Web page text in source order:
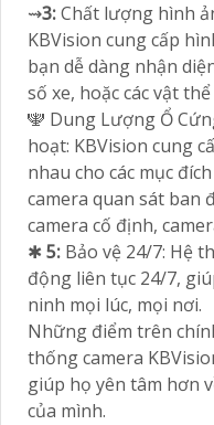
⇝3:Chất lượng hình
KBVision cung cấp
bạn dễ dàng nhận
số xe, hoặc các vật thể
🕎 Dung Lượng Ổ
hoạt: KBVision cung
nhau cho các mục
camera quan sát ban
camera cố định,
✱ 5: Bảo vệ 24/7: Hệ
động liên tục 24/7,
ninh mọi lúc, mọi nơi.
Những điểm trên
thống camera
giúp họ yên tâm hơn
của mình.